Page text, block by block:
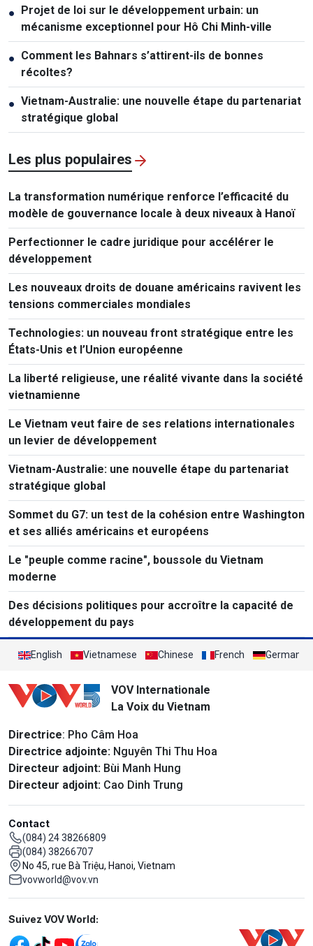
● Projet de loi sur le développement urbain: un
mécanisme exceptionnel pour Hô Chi Minh-ville
● Comment les Bahnars s’attirent-ils de bonnes
récoltes?
● Vietnam-Australie: une nouvelle étape du partenariat
stratégique global
Les plus populaires
La transformation numérique renforce l’efficacité du
modèle de gouvernance locale à deux niveaux à Hanoï
Perfectionner le cadre juridique pour accélérer le
développement
Les nouveaux droits de douane américains ravivent les
tensions commerciales mondiales
Technologies: un nouveau front stratégique entre les
États-Unis et l’Union européenne
La liberté religieuse, une réalité vivante dans la société
vietnamienne
Le Vietnam veut faire de ses relations internationales
un levier de développement
Vietnam-Australie: une nouvelle étape du partenariat
stratégique global
Sommet du G7: un test de la cohésion entre Washington
et ses alliés américains et européens
Le "peuple comme racine", boussole du Vietnam
moderne
Des décisions politiques pour accroître la capacité de
développement du pays
English Vietnamese Chinese French German
VOV Internationale
La Voix du Vietnam
Directrice: Pho Câm Hoa
Directrice adjointe: Nguyên Thi Thu Hoa
Directeur adjoint: Bùi Manh Hung
Directeur adjoint: Cao Dinh Trung
Contact
(084) 24 38266809
(084) 38266707
No 45, rue Bà Triệu, Hanoi, Vietnam
vovworld@vov.vn
Mạng xã hội
Suivez VOV World: